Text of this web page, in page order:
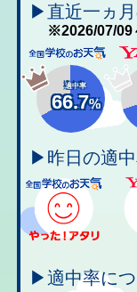
▶直近一ヵ
※2026/07/09
適中率
66.7%
▶昨日の適
▶適中率に